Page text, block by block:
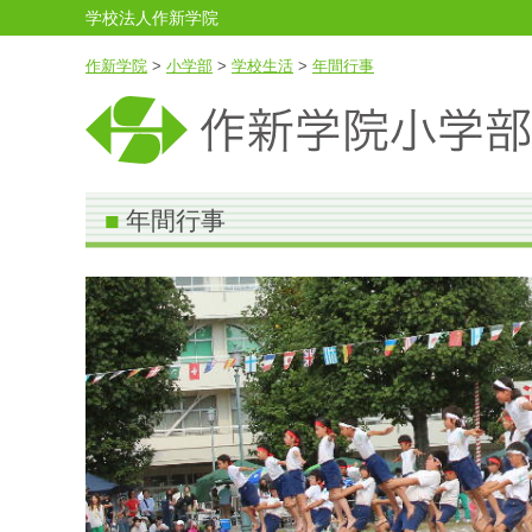
学校法人作新学院
作新学院 > 小学部 > 学校生活 > 年間行事
年間行事